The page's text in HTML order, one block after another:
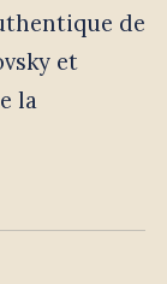
de
et
la